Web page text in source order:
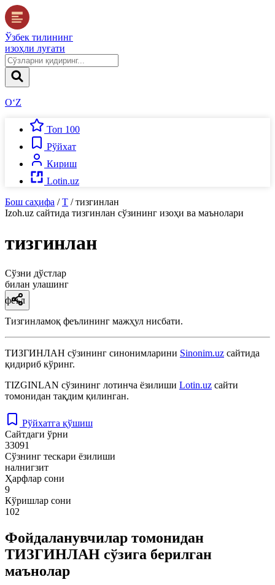
Ўзбек тилининг
изоҳли луғати
O‘Z
Топ 100
Рўйхат
Кириш
Lotin.uz
Бош саҳифа / Т / тизгинлан
Izoh.uz сайтида тизгинлан сўзининг изоҳи ва маънолари
тизгинлан
Сўзни дўстлар
билан улашинг
феъл
Тизгинламоқ феълининг мажҳул нисбати.
ТИЗГИНЛАН сўзининг синонимларини Sinonim.uz сайтида
қидириб кўринг.
TIZGINLAN сўзининг лотинча ёзилиши Lotin.uz сайти
томонидан тақдим қилинган.
Рўйхатга қўшиш
Сайтдаги ўрни
33091
Сўзнинг тескари ёзилиши
налнигзит
Ҳарфлар сони
9
Кўришлар сони
102
Фойдаланувчилар томонидан
ТИЗГИНЛАН сўзига берилган
маънолар